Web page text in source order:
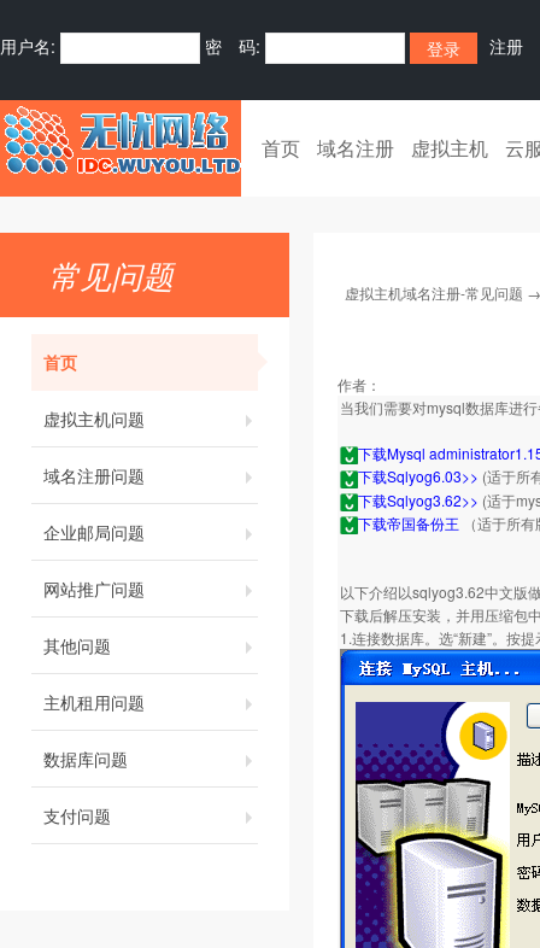
用户名: 密 码: 注册
首页 域名注册 虚拟主机 云
常见问题
首页
虚拟主机问题
域名注册问题
企业邮局问题
网站推广问题
其他问题
主机租用问题
数据库问题
支付问题
虚拟主机域名注册-常见问题
作者：
当我们需要对mysql数据库进
下载Mysql
下载Sqlyog6.03>> (适于所
下载Sqlyog3.62>> (适于
下载帝国备份王 （适于所
以下介绍以sqlyog3.62中文版
下载后解压安装，并用压缩包
1.连接数据库。选“新建”。按